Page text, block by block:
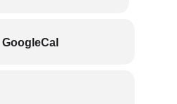
GoogleCal